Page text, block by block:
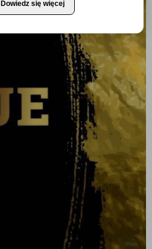
Dowiedz się więcej